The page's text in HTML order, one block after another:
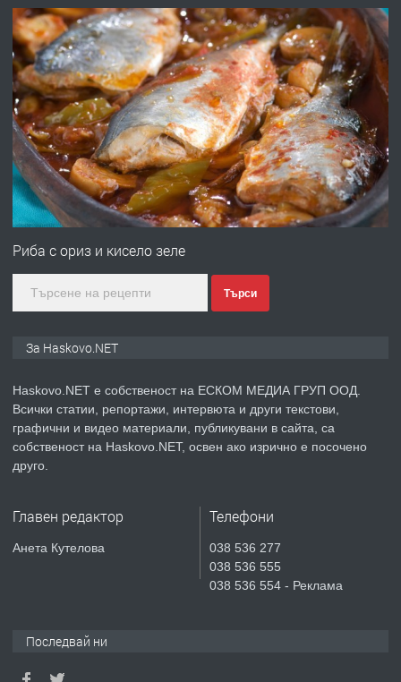
АПАРТАМЕНТ В ЦЕНТЪРА НА ГР.
ХАСКОВО
преди 3 дни
ПРЕДЛАГА Давам гараж под наем
преди 3 дни
ПРЕДЛАГА
№4120 Магазин/Офис под наем в кв.
градската градина!
преди 4 дни
ПРЕДЛАГА
Продавам парцел в гр. Хасково кв.
СГЛОБЯВАНЕ НА МЕБЕЛИ.
Риба с ориз и кисело зеле
Търси
За Haskovo.NET
Haskovo.NET е собственост на ЕСКОМ МЕДИА ГРУП ООД.
Всички статии, репортажи, интервюта и други текстови,
графични и видео материали, публикувани в сайта, са
собственост на Haskovo.NET, освен ако изрично е посочено
друго.
Главен редактор
Анета Кутелова
Телефони
038 536 277
038 536 555
038 536 554 - Реклама
Последвай ни